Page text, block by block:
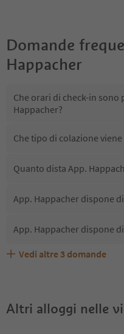
Domande
Happacher
Che orari di check-in sono
Happacher?
Che tipo di colazione
Quanto dista App.
App. Happacher dispone
App. Happacher dispone
App. Happacher accetta
Quali servizi/attività sono
Gli ospiti di App.
Vedi altre 3 domande
Altri alloggi nelle